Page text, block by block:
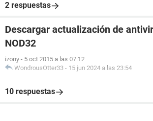
2 respuestas
Descargar actualización de
NOD32
izony - 5 oct 2015 a las 07:12
WondrousOtter33 - 15 jun 2024 a las 23:54
10 respuestas